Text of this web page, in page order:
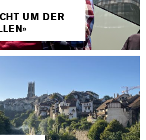
UM DER